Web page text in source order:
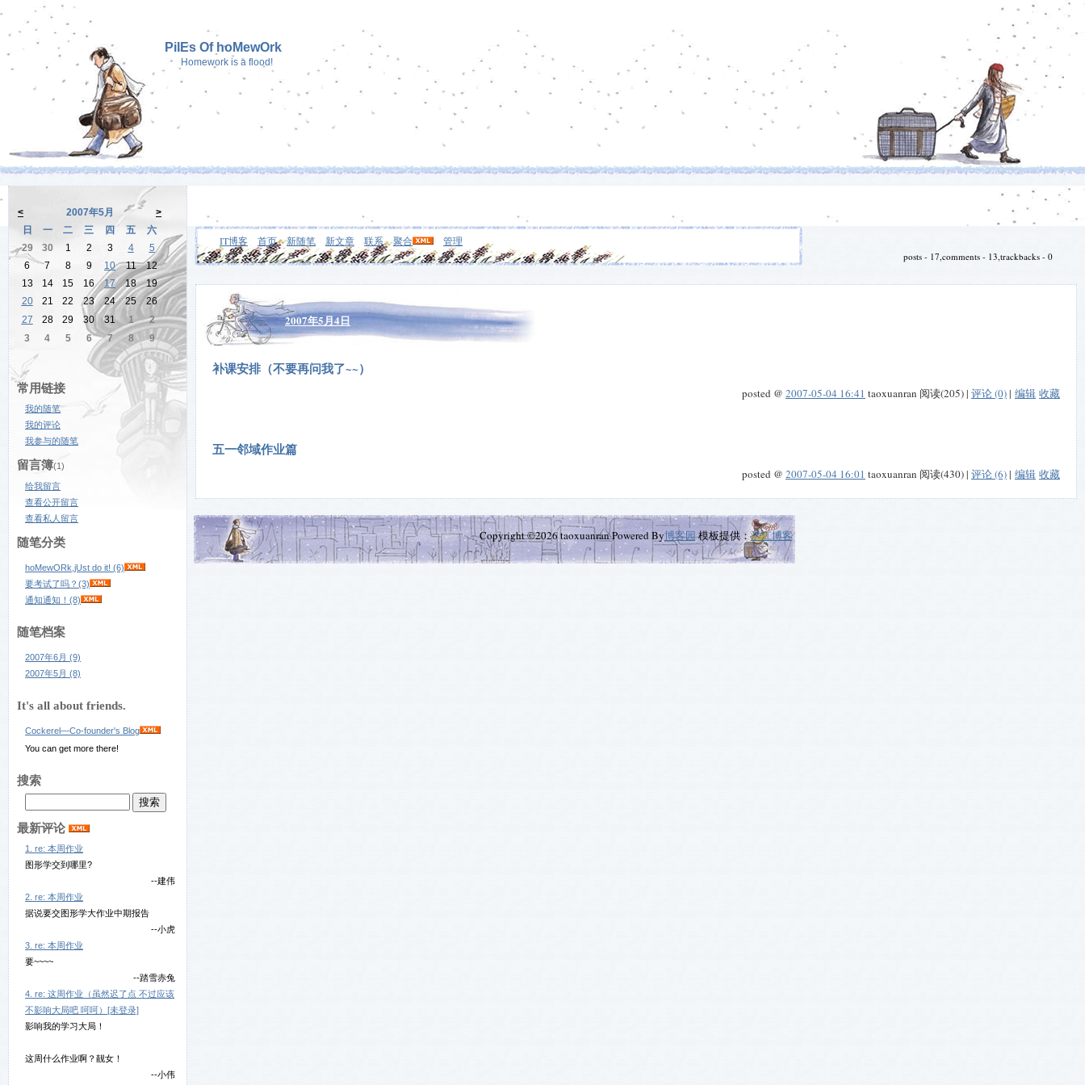
PilEs Of hoMewOrk
Homework is a flood!
IT博客 首页 新随笔 新文章 联系 聚合 管理
posts - 17,comments - 13,trackbacks - 0
< 2007年5月
>
日
一 二 三 四 五
六
29
30 1 2 3 4
5
6
7 8 9 10 11
12
13
14 15 16 17 18
19
20
21 22 23 24 25
26
27
28 29 30 31 1
2
3
4 5 6 7 8 9
常用链接
我的随笔
我的评论
我参与的随笔
留言簿(1)
给我留言
查看公开留言
查看私人留言
随笔分类
hoMewORk,jUst do it! (6)
要考试了吗？(3)
通知通知！(8)
随笔档案
2007年6月 (9)
2007年5月 (8)
It's all about friends.
Cockerel—Co-founder's Blog
You can get more there!
搜索
最新评论
1. re: 本周作业
图形学交到哪里?
--建伟
2. re: 本周作业
据说要交图形学大作业中期报告
--小虎
3. re: 本周作业
要~~~~
--踏雪赤兔
4. re: 这周作业（虽然迟了点 不过应该
不影响大局吧 呵呵）[未登录]
影响我的学习大局！
这周什么作业啊？靓女！
--小伟
2007年5月4日
补课安排（不要再问我了~~）
posted @ 2007-05-04 16:41 taoxuanran 阅读(205) | 评论 (0)| 编辑 收藏
五一邻域作业篇
posted @ 2007-05-04 16:01 taoxuanran 阅读(430) | 评论 (6)| 编辑 收藏
Copyright ©2026 taoxuanran Powered By博客园模板提供：沪江博客